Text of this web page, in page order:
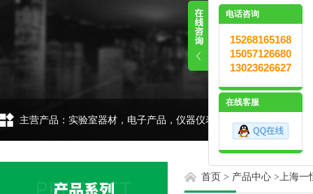
主营产品：实验室器材，电子产品，仪器仪表，环保设备，五金交
首页 > 产品中心 >上海一
电话咨询
15268165168
15057126680
13023626627
在线客服